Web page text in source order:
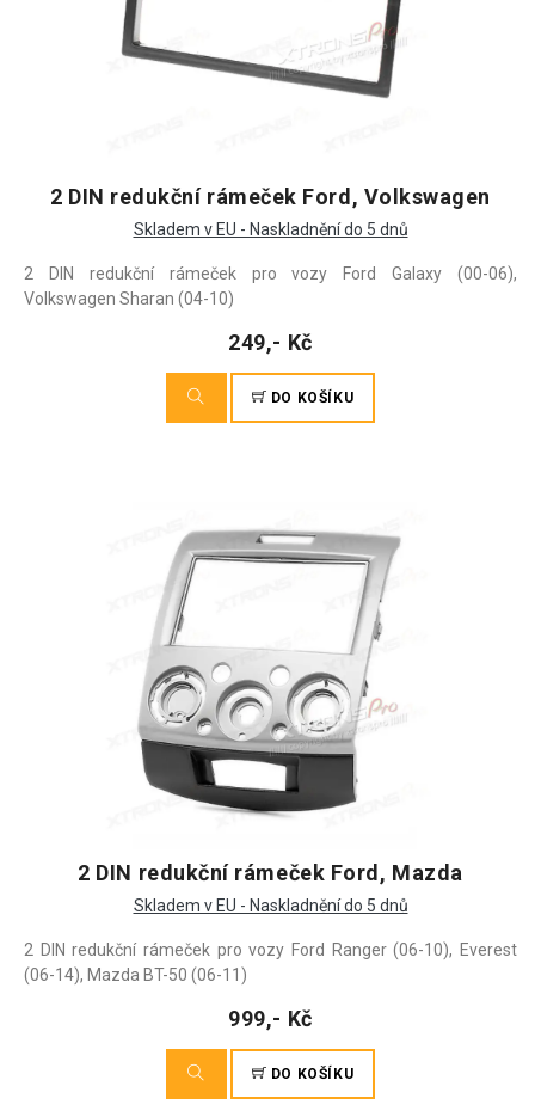
2 DIN redukční rámeček Ford, Volkswagen
Skladem v EU - Naskladnění do 5 dnů
2 DIN redukční rámeček pro vozy Ford Galaxy (00-06),
Volkswagen Sharan (04-10)
249,- Kč
DO KOŠÍKU
2 DIN redukční rámeček Ford, Mazda
Skladem v EU - Naskladnění do 5 dnů
2 DIN redukční rámeček pro vozy Ford Ranger (06-10), Everest
(06-14), Mazda BT-50 (06-11)
999,- Kč
DO KOŠÍKU